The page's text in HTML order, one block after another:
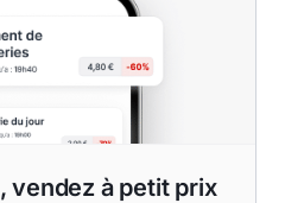
vendez à petit prix